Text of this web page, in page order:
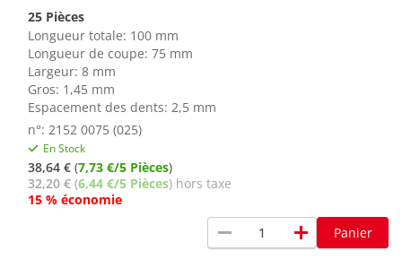
25 Pièces
Longueur totale: 100 mm
Longueur de coupe: 75 mm
Largeur: 8 mm
Gros: 1,45 mm
Espacement des dents: 2,5 mm
n°: 2152 0075 (025)
En Stock
38,64 € (7,73 €/5 Pièces)
32,20 € (6,44 €/5 Pièces) hors taxe
15 % économie
remove add Panier